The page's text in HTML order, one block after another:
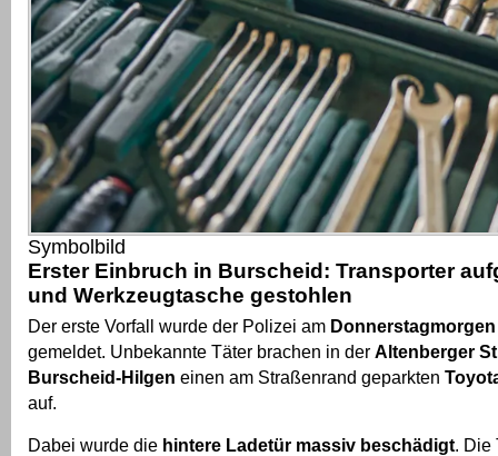
Symbolbild
Erster Einbruch in Burscheid: Transporter
und Werkzeugtasche gestohlen
Der erste Vorfall wurde der Polizei am
gemeldet. Unbekannte Täter brachen in der Altenberger
Burscheid-Hilgen einen am Straßenrand geparkten
auf.
Dabei wurde die hintere Ladetür massiv beschädigt .